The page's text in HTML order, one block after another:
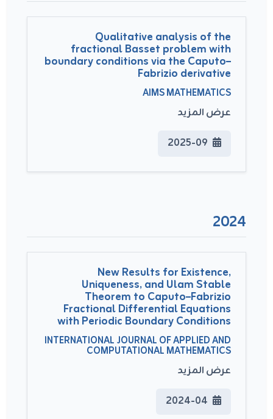
Qualitative analysis of the
fractional Basset problem with
boundary conditions via the Caputo–
Fabrizio derivative
AIMS MATHEMATICS
عرض المزيد
2024
New Results for Existence,
Uniqueness, and Ulam Stable
Theorem to Caputo–Fabrizio
Fractional Differential Equations
with Periodic Boundary Conditions
INTERNATIONAL JOURNAL OF APPLIED AND
COMPUTATIONAL MATHEMATICS
عرض المزيد